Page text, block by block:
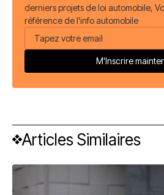
derniers projets de loi automobile,
référence de l'info automobile
Articles Similaires